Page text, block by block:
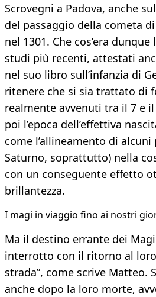
Scrovegni a Padova, anche
del passaggio della cometa
nel 1301. Che cos’era
studi più recenti, attestati
nel suo libro sull’infanzia di
ritenere che si sia trattato di
realmente avvenuti tra il 7 e il
poi l’epoca dell’effettiva
come l’allineamento di alcuni
Saturno, soprattutto) nella
con un conseguente effetto
brillantezza.
I magi in viaggio fino ai nostri
Ma il destino errante dei
interrotto con il ritorno al loro
strada”, come scrive Matteo.
anche dopo la loro morte,